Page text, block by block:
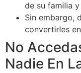
de su familia
Sin embargo,
convertirles
No
Nadie En